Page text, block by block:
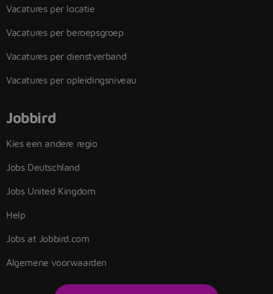
Vacatures per locatie
Vacatures per beroepsgroep
Vacatures per dienstverband
Vacatures per opleidingsniveau
Jobbird
Kies een andere regio
Jobs Deutschland
Jobs United Kingdom
Help
Jobs at Jobbird.com
Algemene voorwaarden